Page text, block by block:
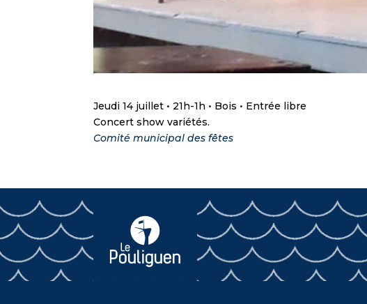
Jeudi 14 juillet • 21h-1h • Bois • Entrée libre
Concert show variétés.
Comité municipal des fêtes